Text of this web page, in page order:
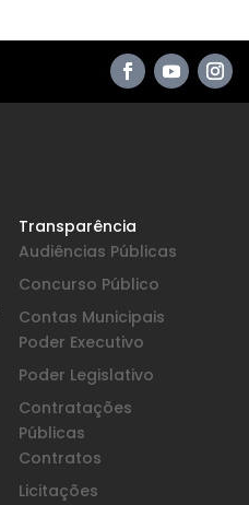
Transparência
Audiências Públicas
Concurso Público
Contas Municipais
Poder Executivo
Poder Legislativo
Contratações
Públicas
Contratos
Licitações